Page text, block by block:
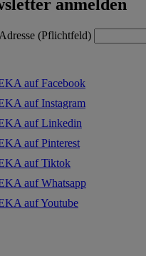
anmelden
(Pflichtfeld)
auf Facebook
auf Instagram
auf Linkedin
auf Pinterest
auf Tiktok
auf Whatsapp
auf Youtube